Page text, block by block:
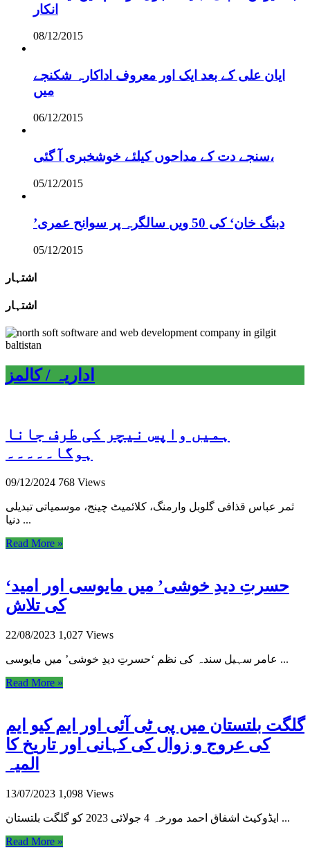
انکار
08/12/2015
ایان علی کے بعد ایک اور معروف اداکارہ شکنجے
میں
06/12/2015
سنجے دت کے مداحوں کیلئے خوشخبری آ گئی،
05/12/2015
’دبنگ خان‘ کی 50 ویں سالگرہ پر سوانح عمری
05/12/2015
اشتہار
اشتہار
اداریہ / کالمز
ہمیں واپس نیچر کی طرف جانا
ہوگا۔۔۔۔۔
09/12/2024 768 Views
ثمر عباس قذافی گلوبل وارمنگ، کلائمیٹ چینج، موسمیاتی تبدیلی
دنیا ...
Read More »
‘حسرتِ دیدِ خوشی’ میں مایوسی اور امید
22/08/2023 1,027 Views
عامر سہیل سندہ کی نظم ‘حسرتِ دیدِ خوشی’ میں مایوسی ...
Read More »
گلگت بلتستان میں پی ٹی آئی اور ایم کیو ایم
کی عروج و زوال کی کہانی اور تاریخ کا
المیہ
13/07/2023 1,098 Views
ایڈوکیٹ اشفاق احمد مورخہ 4 جولائی 2023 کو گلگت بلتستان ...
Read More »